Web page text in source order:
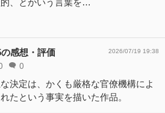
、とかいう言葉を…
感想・評価
0
2026/07/19 19:38
決定は、かくも厳格な官僚機構によ
たという事実を描いた作品。